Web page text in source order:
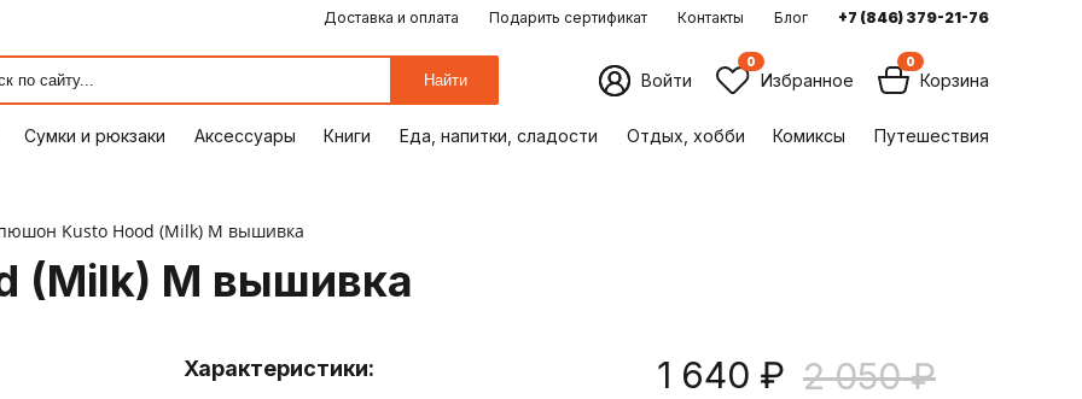
Доставка и оплата Подарить сертификат Контакты Блог +7 (846) 379-21-76
Найти Войти
0
Избранное
0
Корзина
Сумки и рюкзаки Аксессуары Книги Еда, напитки, сладости Отдых, хобби Комиксы Путешествия
ПОДАРКИ
СУМКИ И РЮКЗАКИ
АКСЕССУАРЫ
ЕДА, НАПИТКИ, СЛАДОСТИ
ОТДЫХ, ХОББИ
КОМИКСЫ
ПУТЕШЕСТВИЯ
Kusto Hood (Milk) M вышивка
(Milk) M вышивка
Характеристики: 1 640 ₽ 2 050 ₽